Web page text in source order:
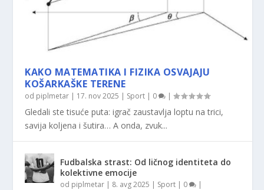
KAKO MATEMATIKA I FIZIKA OSVAJAJU
KOŠARKAŠKE TERENE
od piplmetar | 17. nov 2025 | Sport | 0 |
Gledali ste tisuće puta: igrač zaustavlja loptu na trici,
savija koljena i šutira… A onda, zvuk...
Fudbalska strast: Od ličnog identiteta do
kolektivne emocije
od piplmetar | 8. avg 2025 | Sport | 0 |